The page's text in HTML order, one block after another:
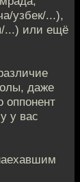
узбек/...),
...) или ещё
даже
оппонент
у вас